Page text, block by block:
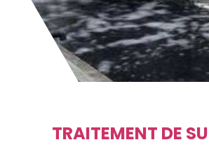
TRAITEMENT DE